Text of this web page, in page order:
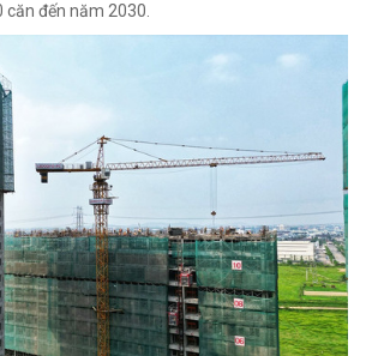
đến năm 2030.